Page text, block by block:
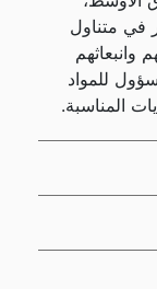
في متناول
وانبعاثهم
للمواد
المناسبة.